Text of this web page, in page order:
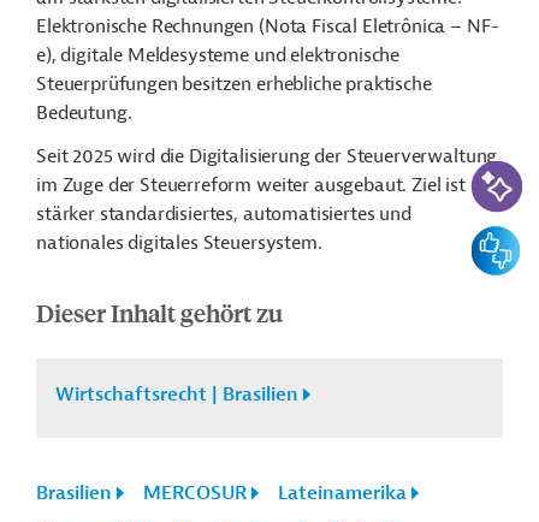
Elektronische Rechnungen (Nota Fiscal Eletrônica – NF-
e), digitale Meldesysteme und elektronische
Steuerprüfungen besitzen erhebliche praktische
Bedeutung.
Seit 2025 wird die Digitalisierung der Steuerverwaltung
im Zuge der Steuerreform weiter ausgebaut. Ziel ist ein
stärker standardisiertes, automatisiertes und
nationales digitales Steuersystem.
Dieser Inhalt gehört zu
Wirtschaftsrecht | Brasilien
Brasilien MERCOSUR
Lateinamerika
KI-